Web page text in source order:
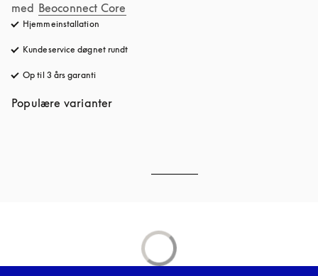
med Beoconnect Core
Hjemmeinstallation
Kundeservice døgnet rundt
Op til 3 års garanti
Populære varianter